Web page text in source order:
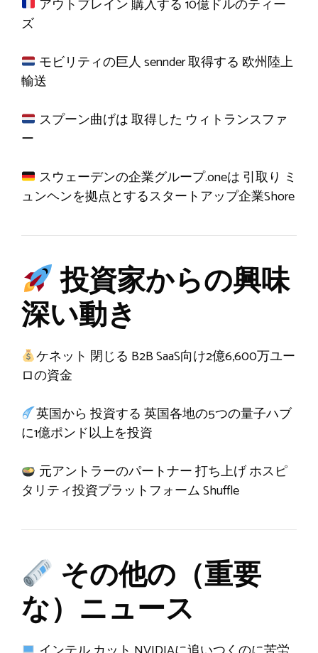
アウトブレイン購入する 10億ドルのティー
ズ
モビリティの巨人 sennder取得する 欧州陸上
輸送
スプーン曲げは取得した ウィトランスファ
ー
スウェーデンの企業グループ.oneは 引取り ミ
ュンヘンを拠点とするスタートアップ企業Shore
投資家からの興味
深い動き
ケネット 閉じる B2B SaaS向け2億6,600万ユー
ロの資金
英国から 投資する 英国各地の5つの量子ハブ
に1億ポンド以上を投資
元アントラーのパートナー打ち上げホスピ
タリティ投資プラットフォーム Shuffle
その他の（重要
な）ニュース